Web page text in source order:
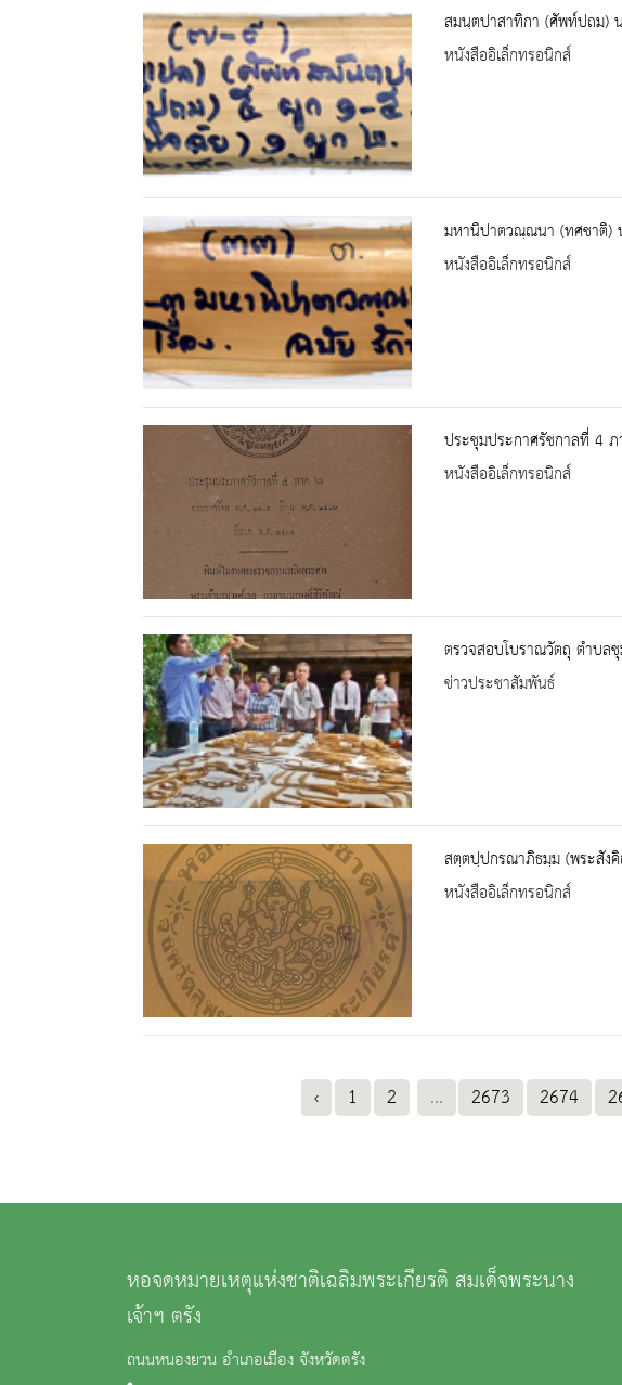
สมนฺตปาสาทิกา (ศัพท์ปถม)
หนังสืออิเล็กทรอนิกส์
มหานิปาตวณฺณนา (ทศชาติ)
หนังสืออิเล็กทรอนิกส์
ประชุมประกาศรัชกาลที่ 4
หนังสืออิเล็กทรอนิกส์
ตรวจสอบโบราณวัตถุ ตำบล
ข่าวประชาสัมพันธ์
สตฺตปฺปกรณาภิธมฺม (พระสัง
หนังสืออิเล็กทรอนิกส์
‹ 1 2 ... 2673 2674
หอจดหมายเหตุแห่งชาติเฉลิมพระเกียรติ สมเด็จพระนาง
เจ้าฯ ตรัง
ถนนหนองยวน อำเภอเมือง จังหวัดตรัง